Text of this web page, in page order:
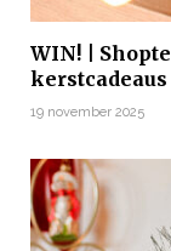
WIN! |
kerstcadeaus
19 november 2025